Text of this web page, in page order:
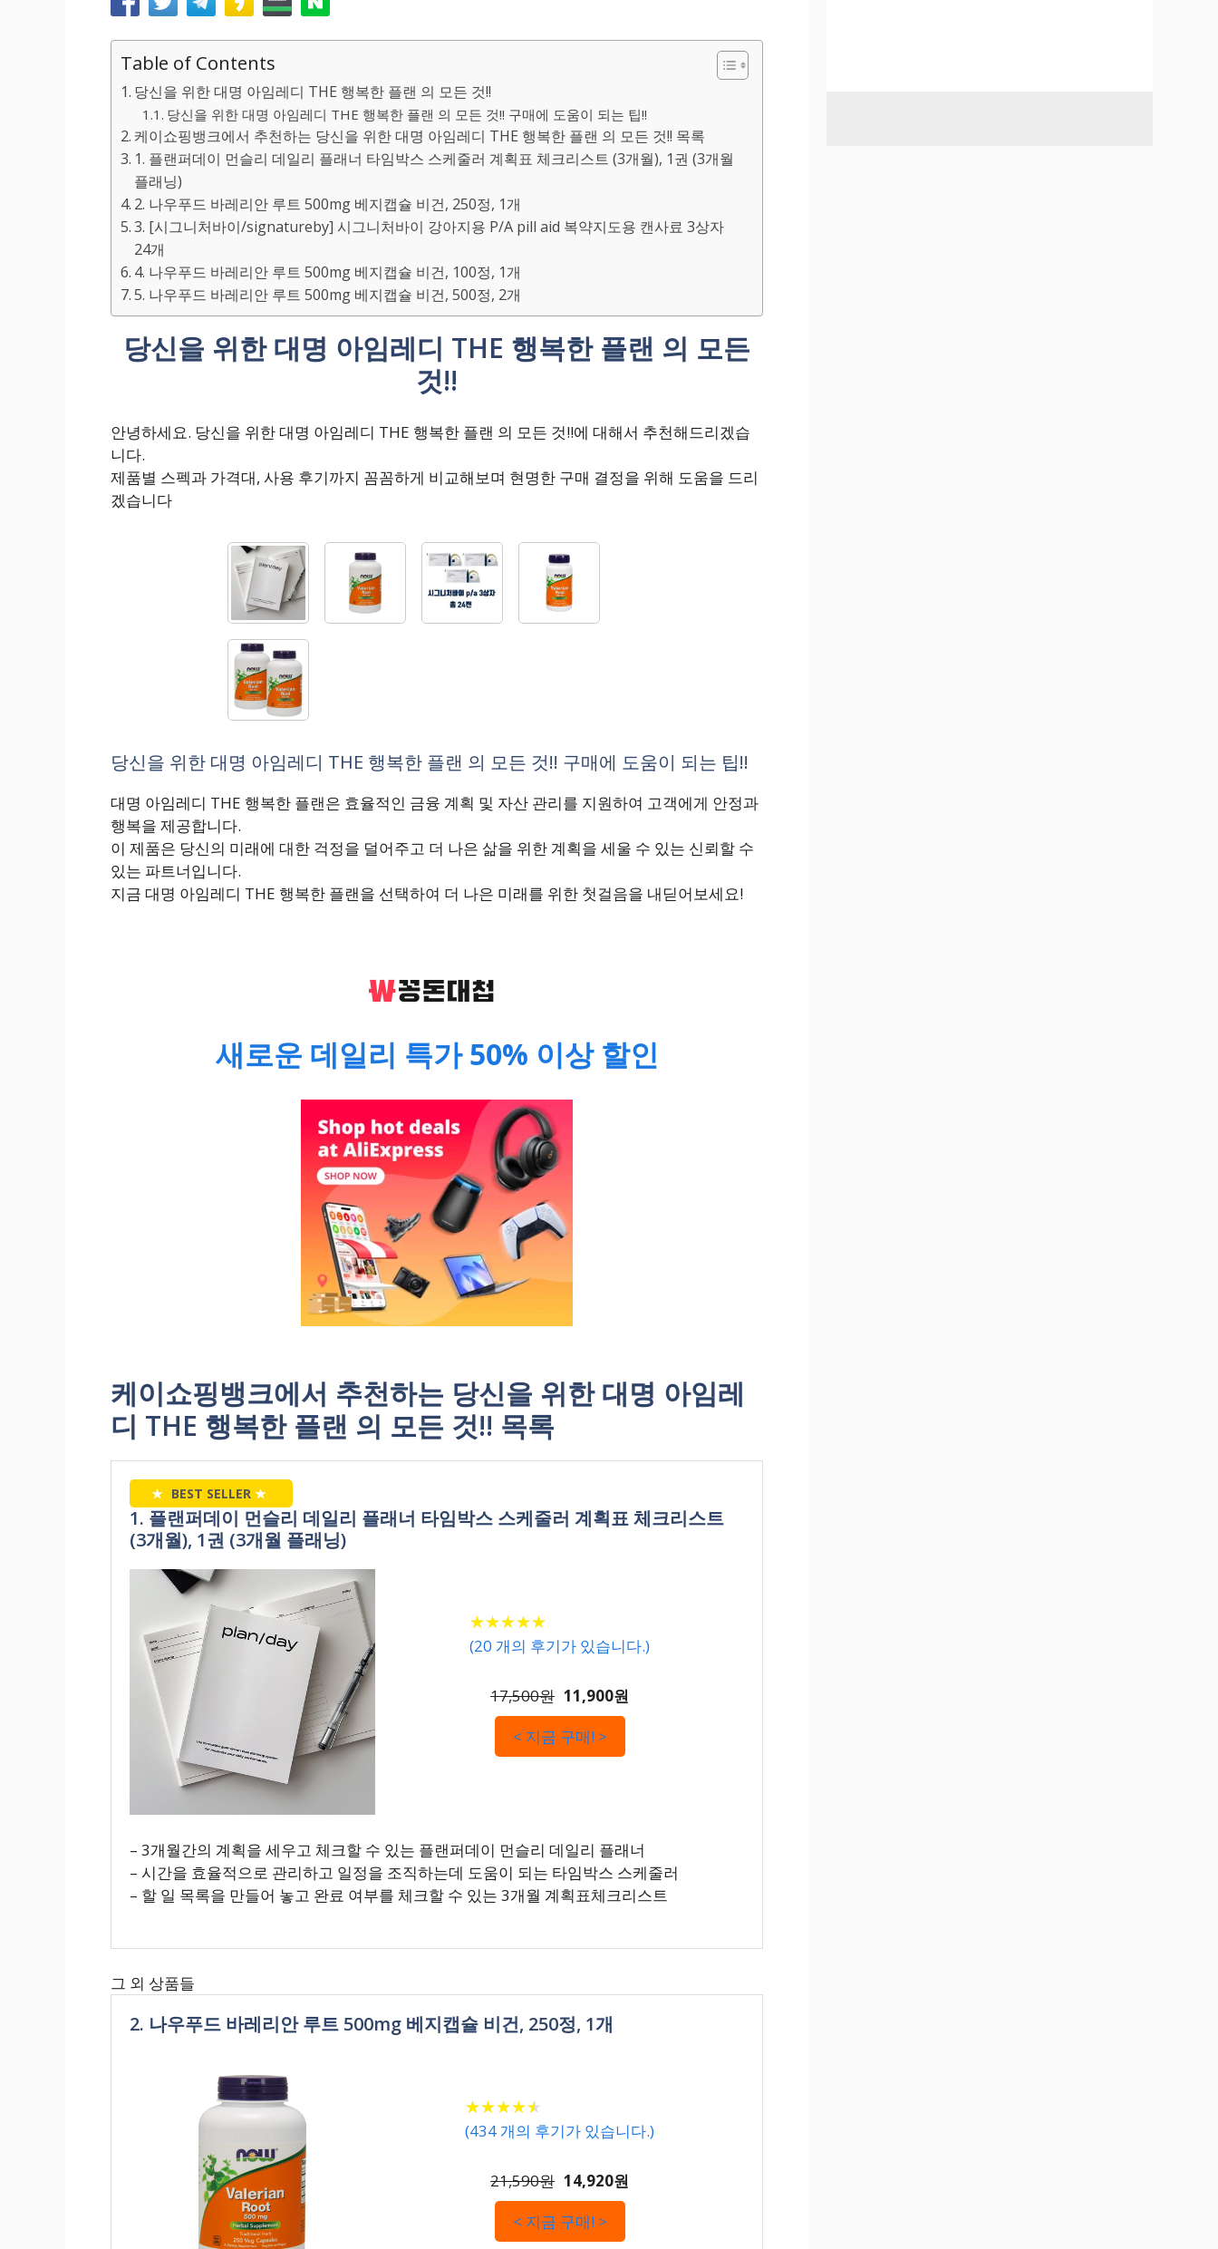
Table of Contents
당신을 위한 대명 아임레디 THE 행복한 플랜 의 모든 것!!
당신을 위한 대명 아임레디 THE 행복한 플랜 의 모든 것!! 구매에 도움이 되는 팁!!
케이쇼핑뱅크에서 추천하는 당신을 위한 대명 아임레디 THE 행복한 플랜 의 모든 것!! 목록
1. 플랜퍼데이 먼슬리 데일리 플래너 타임박스 스케줄러 계획표 체크리스트 (3개월), 1권 (3개월
플래닝)
2. 나우푸드 바레리안 루트 500mg 베지캡슐 비건, 250정, 1개
3. [시그니처바이/signatureby] 시그니처바이 강아지용 P/A pill aid 복약지도용 캔사료 3상자
24개
4. 나우푸드 바레리안 루트 500mg 베지캡슐 비건, 100정, 1개
5. 나우푸드 바레리안 루트 500mg 베지캡슐 비건, 500정, 2개
당신을 위한 대명 아임레디 THE 행복한 플랜 의 모든
것!!
안녕하세요. 당신을 위한 대명 아임레디 THE 행복한 플랜 의 모든 것!!에 대해서 추천해드리겠습
니다.
제품별 스펙과 가격대, 사용 후기까지 꼼꼼하게 비교해보며 현명한 구매 결정을 위해 도움을 드리
겠습니다
당신을 위한 대명 아임레디 THE 행복한 플랜 의 모든 것!! 구매에 도움이 되는 팁!!
대명 아임레디 THE 행복한 플랜은 효율적인 금융 계획 및 자산 관리를 지원하여 고객에게 안정과
행복을 제공합니다.
이 제품은 당신의 미래에 대한 걱정을 덜어주고 더 나은 삶을 위한 계획을 세울 수 있는 신뢰할 수
있는 파트너입니다.
지금 대명 아임레디 THE 행복한 플랜을 선택하여 더 나은 미래를 위한 첫걸음을 내딛어보세요!
새로운 데일리 특가 50% 이상 할인
케이쇼핑뱅크에서 추천하는 당신을 위한 대명 아임레
디 THE 행복한 플랜 의 모든 것!! 목록
★ BEST SELLER ★
1. 플랜퍼데이 먼슬리 데일리 플래너 타임박스 스케줄러 계획표 체크리스트
(3개월), 1권 (3개월 플래닝)
★★★★★
★★★★★
(20 개의 후기가 있습니다.)
17,500원 11,900원
< 지금 구매! >
– 3개월간의 계획을 세우고 체크할 수 있는 플랜퍼데이 먼슬리 데일리 플래너
– 시간을 효율적으로 관리하고 일정을 조직하는데 도움이 되는 타임박스 스케줄러
– 할 일 목록을 만들어 놓고 완료 여부를 체크할 수 있는 3개월 계획표체크리스트
그 외 상품들
2. 나우푸드 바레리안 루트 500mg 베지캡슐 비건, 250정, 1개
★★★★★
★★★★★
(434개의 후기가 있습니다.)
21,590원 14,920원
< 지금 구매! >